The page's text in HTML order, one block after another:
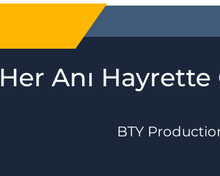
Her Anı
BTY